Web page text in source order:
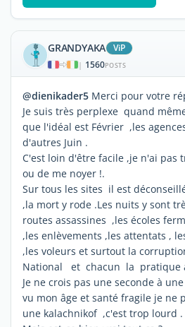
GRANDYAKA ViP
| 1560POSTS
@dienikader5 Merci pour votre
Je suis très perplexe quand
que l'idéal est Février ,les
d'autres Juin .
C'est loin d'être facile ,je n'ai pas
ou de me noyer !.
Sur tous les sites il est
,la mort y rode .Les nuits y sont
routes assassines ,les écoles
,les enlèvements ,les attentats ,
,les voleurs et surtout la
National et chacun la pratique
Je ne crois pas une seconde à
vu mon âge et santé fragile je ne
une kalachnikof ,c'est trop lourd .